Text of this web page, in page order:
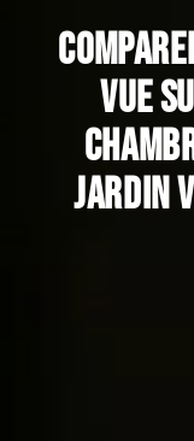
vue
jardin